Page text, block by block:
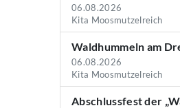
06.08.2026
Kita Moosmutzelreich
Waldhummeln am
06.08.2026
Kita Moosmutzelreich
Abschlussfest der